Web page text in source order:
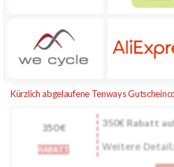
Kürzlich abgelaufene Tenways
350€
RABATT
350€ Rabatt
Weitere